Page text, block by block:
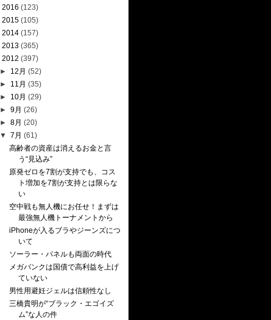
2016 (123)
2015 (105)
2014 (157)
2013 (365)
2012 (397)
► 12月 (52)
► 11月 (35)
► 10月 (29)
►9月 (26)
►8月 (20)
▼ 7月 (61)
高齢者の資産は消えるお金と言
う“見込み”
原発ゼロを7割が支持でも、コス
ト増加を7割が支持とは限らな
い
空中戦も無人機にお任せ！まずは
最強無人機トーナメントから
iPhoneが入るブラやジーンズにつ
いて
ソーラー・パネルも両面の時代
メガバンクは国債で高利益を上げ
ていない
男性用避妊ジェルは信頼性なし
三橋貴明が“ブラック・エゴイズ
ム”な人の件